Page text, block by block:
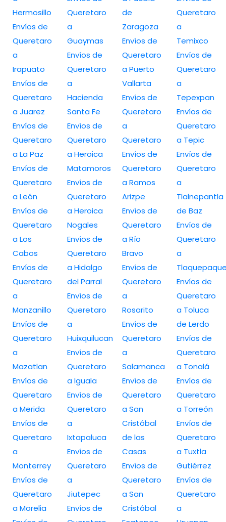
Hermosillo
Envíos de
Queretaro
a
Irapuato
Envíos de
Queretaro
a Juarez
Envíos de
Queretaro
a La Paz
Envíos de
Queretaro
a León
Envíos de
Queretaro
a Los
Cabos
Envíos de
Queretaro
a
Manzanillo
Envíos de
Queretaro
a
Mazatlan
Envíos de
Queretaro
a Merida
Envíos de
Queretaro
a
Monterrey
Envíos de
Queretaro
a Morelia
Queretaro
a
Guaymas
Envíos de
Queretaro
a
Hacienda
Santa Fe
Envíos de
Queretaro
a Heroica
Matamoros
Envíos de
Queretaro
a Heroica
Nogales
Envíos de
Queretaro
a Hidalgo
del Parral
Envíos de
Queretaro
a
Huixquilucan
Envíos de
Queretaro
a Iguala
Envíos de
Queretaro
a
Ixtapaluca
Envíos de
Queretaro
a
Jiutepec
Envíos de
de
Zaragoza
Envíos de
Queretaro
a Puerto
Vallarta
Envíos de
Queretaro
a
Queretaro
Envíos de
Queretaro
a Ramos
Arizpe
Envíos de
Queretaro
a Río
Bravo
Envíos de
Queretaro
a
Rosarito
Envíos de
Queretaro
a
Salamanca
Envíos de
Queretaro
a San
Cristóbal
de las
Casas
Envíos de
Queretaro
a San
Cristóbal
Queretaro
a
Temixco
Envíos de
Queretaro
a
Tepexpan
Envíos de
Queretaro
a Tepic
Envíos de
Queretaro
a
Tlalnepantla
de Baz
Envíos de
Queretaro
a
Envíos de
Queretaro
a Toluca
de Lerdo
Envíos de
Queretaro
a Tonalá
Envíos de
Queretaro
a Torreón
Envíos de
Queretaro
a Tuxtla
Gutiérrez
Envíos de
Queretaro
a